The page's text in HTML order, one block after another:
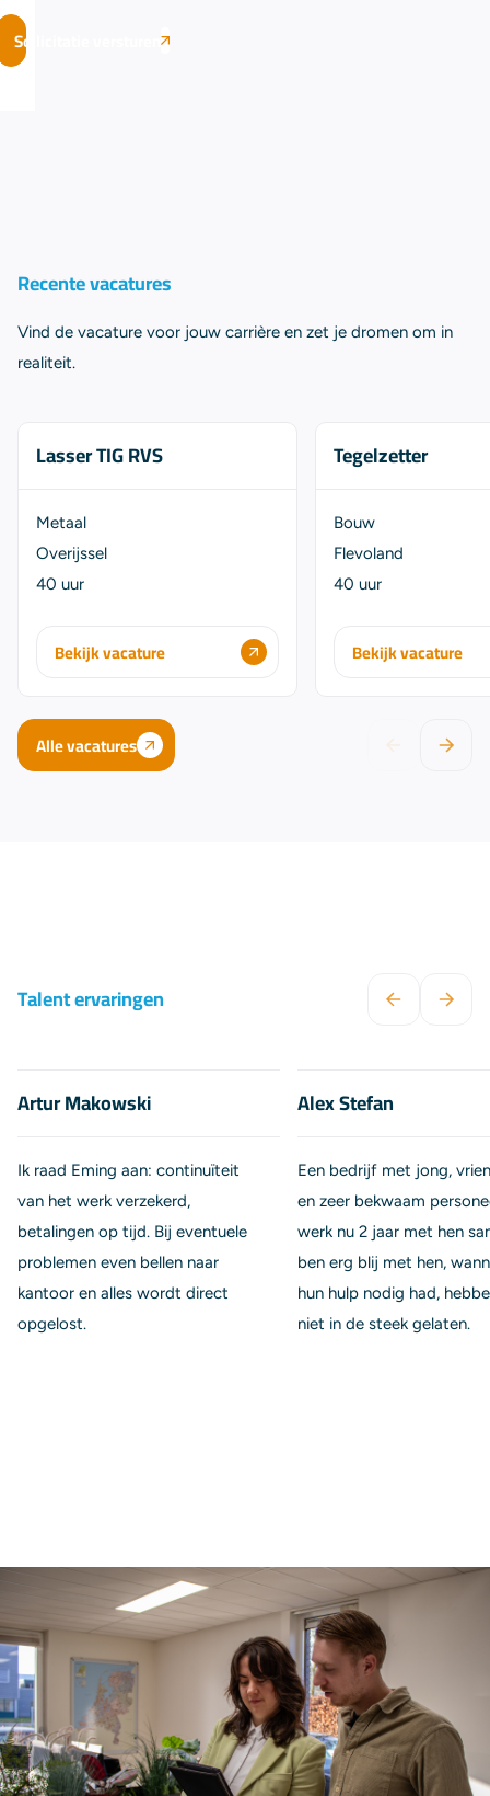
Sollicitatie versturen
Recente vacatures
Vind de vacature voor jouw carrière en zet je dromen om in
realiteit.
Lasser TIG RVS
Metaal
Overijssel
40 uur
Bekijk vacature
Tegelzetter
Bouw
Flevoland
40 uur
Bekijk vacature
Alle vacatures
Talent ervaringen
Artur Makowski
Ik raad Eming aan: continuïteit
van het werk verzekerd,
betalingen op tijd. Bij eventuele
problemen even bellen naar
kantoor en alles wordt direct
opgelost.
Alex Stefan
Een bedrijf met jong,
en zeer bekwaam
werk nu 2 jaar met hen
ben erg blij met hen,
hun hulp nodig had,
niet in de steek gelaten.